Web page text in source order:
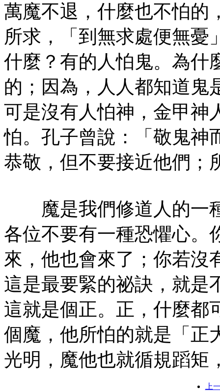
萬魔不退，什麼也不怕的
所求，「到無求處便無憂
什麼？有的人怕鬼。為什
的；因為，人人都知道鬼
可是沒有人怕神，金甲神
怕。孔子曾說：「敬鬼神
恭敬，但不要接近他們；
魔是我們修道人的一
各位不要有一種恐懼心。
來，他也會來了；你若沒
這是最要緊的祕訣，就是
這就是個正。正，什麼都
個魔，他所怕的就是「正
光明，魔他也就循規蹈矩
上